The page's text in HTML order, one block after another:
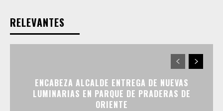
RELEVANTES
ENCABEZA ALCALDE ENTREGA DE NUEVAS
LUMINARIAS EN PARQUE DE PRADERAS DE
ORIENTE